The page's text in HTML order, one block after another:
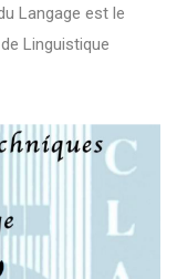
Langage est le
Linguistique